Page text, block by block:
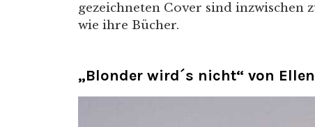
gezeichneten Cover sind inzwischen
wie ihre Bücher.
„Blonder wird´s nicht“ von